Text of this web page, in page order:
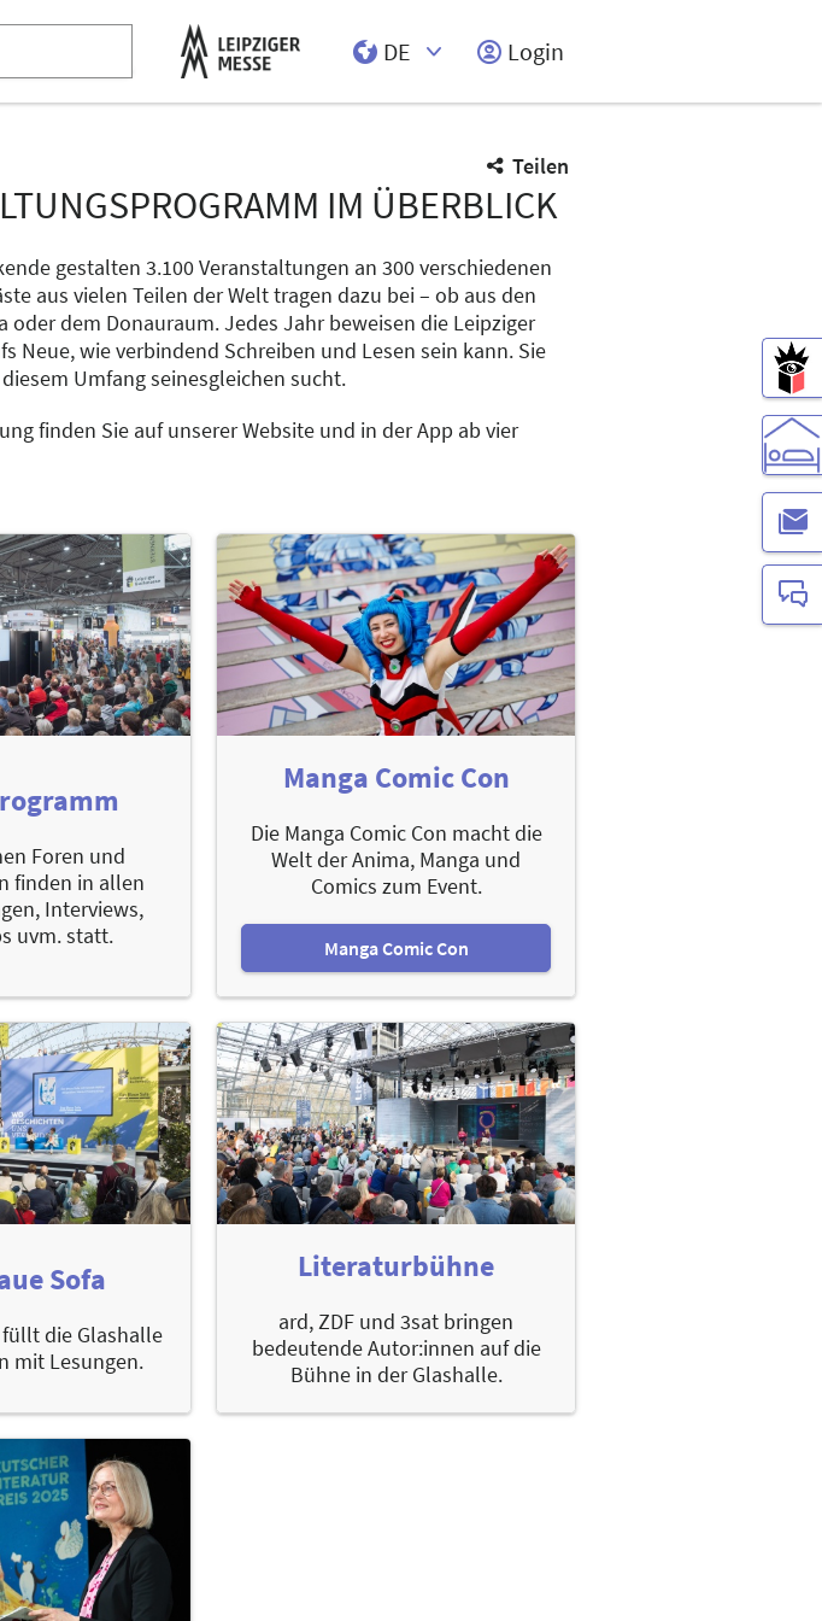
DE
Login
Teilen
IM ÜBERBLICK
gestalten 3.100 Veranstaltungen an 300 verschiedenen
aus vielen Teilen der Welt tragen dazu bei – ob aus den
oder dem Donauraum. Jedes Jahr beweisen die Leipziger
Neue, wie verbindend Schreiben und Lesen sein kann. Sie
Umfang seinesgleichen sucht.
finden Sie auf unserer Website und in der App ab vier
Foren und
finden in allen
Interviews,
uvm. statt.
Manga Comic Con
Die Manga Comic Con macht die
Welt der Anima, Manga und
Comics zum Event.
Manga Comic Con
Sofa
füllt die Glashalle
mit Lesungen.
Literaturbühne
ard, ZDF und 3sat bringen
bedeutende Autor:innen auf die
Bühne in der Glashalle.